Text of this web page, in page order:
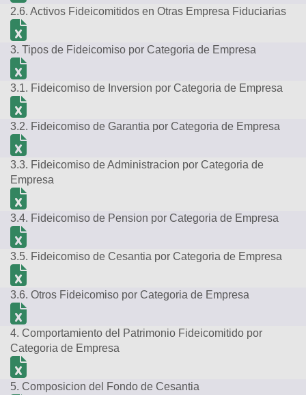
2.6. Activos Fideicomitidos en Otras Empresa Fiduciarias
3. Tipos de Fideicomiso por Categoria de Empresa
3.1. Fideicomiso de Inversion por Categoria de Empresa
3.2. Fideicomiso de Garantia por Categoria de Empresa
3.3. Fideicomiso de Administracion por Categoria de
Empresa
3.4. Fideicomiso de Pension por Categoria de Empresa
3.5. Fideicomiso de Cesantia por Categoria de Empresa
3.6. Otros Fideicomiso por Categoria de Empresa
4. Comportamiento del Patrimonio Fideicomitido por
Categoria de Empresa
5. Composicion del Fondo de Cesantia